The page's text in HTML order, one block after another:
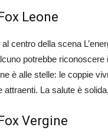
Leone
centro della scena
potrebbe
è alle stelle: le coppie
La salute è
Vergine